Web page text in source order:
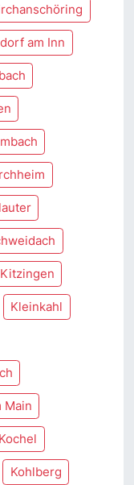
am Inn
Kitzingen
Kleinkahl
Main
Kochel
Kohlberg